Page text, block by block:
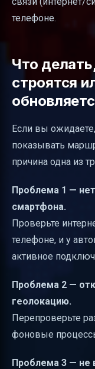
телефоне.
Что
строятся
Если вы
показывать
причина одна из
Проблема 1 —
смартфона.
Проверьте
телефоне, и у
активное
Проблема 2 —
геолокацию.
Перепроверьте
фоновые
Проблема 3 — не